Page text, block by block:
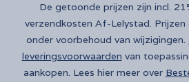
De getoonde prijzen zijn incl.
verzendkosten Af-Lelystad. Prijzen
onder voorbehoud van wijzigingen.
leveringsvoorwaarden van
aankopen. Lees hier meer over